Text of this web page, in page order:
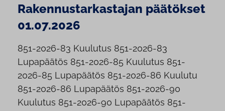
Rakennustarkastajan päätökset
01.07.2026
851-2026-83 Kuulutus 851-2026-83
Lupapäätös 851-2026-85 Kuulutus 851-
2026-85 Lupapäätös 851-2026-86 Kuulutu
851-2026-86 Lupapäätös 851-2026-90
Kuulutus 851-2026-90 Lupapäätös 851-